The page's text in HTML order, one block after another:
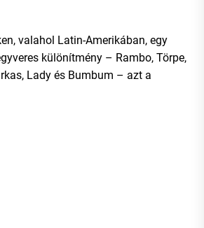
valahol Latin-Amerikában, egy
különítmény – Rambo, Törpe,
Lady és Bumbum – azt a